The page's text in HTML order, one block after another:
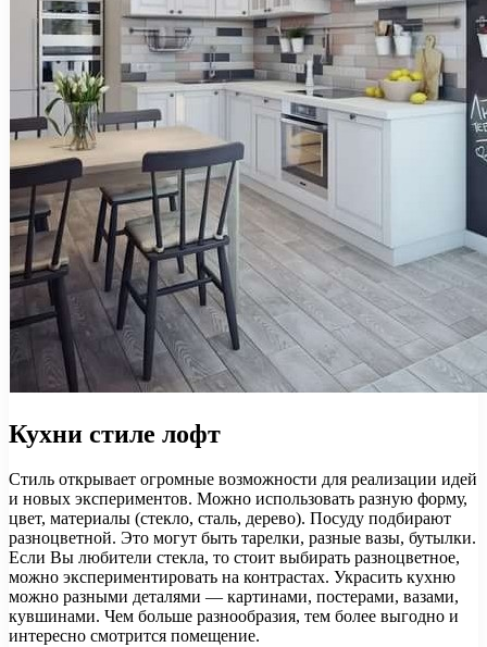
Кухни стиле лофт
Стиль открывает огромные возможности для реализации идей
и новых экспериментов. Можно использовать разную форму,
цвет, материалы (стекло, сталь, дерево). Посуду подбирают
разноцветной. Это могут быть тарелки, разные вазы, бутылки.
Если Вы любители стекла, то стоит выбирать разноцветное,
можно экспериментировать на контрастах. Украсить кухню
можно разными деталями — картинами, постерами, вазами,
кувшинами. Чем больше разнообразия, тем более выгодно и
интересно смотрится помещение.